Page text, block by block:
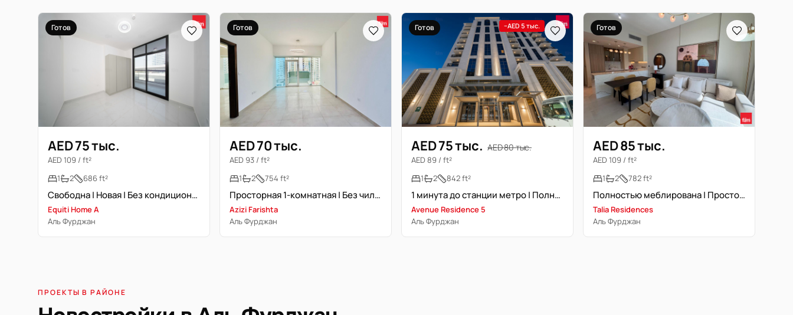
Готов
AED 75 тыс.
AED 109 / ft²
1
2 686 ft²
Свободна | Новая | Без кондиционирования | Вид на виллы
Equiti Home A
Аль Фурджан
Готов
AED 70 тыс.
AED 93 / ft²
1
2 754 ft²
Просторная 1-комнатная | Без чиллера | Farishta
Azizi Farishta
Аль Фурджан
Готов −AED 5 тыс.
AED 75 тыс. AED 80 тыс.
AED 89 / ft²
1
2 842 ft²
1 минута до станции метро | Полностью меблирована | Свободна
Avenue Residence 5
Аль Фурджан
Готов
AED 85 тыс.
AED 109 / ft²
1
2 782 ft²
Полностью меблирована | Просторная планировка | Высокий этаж
Talia Residences
Аль Фурджан
ПРОЕКТЫ В РАЙОНЕ